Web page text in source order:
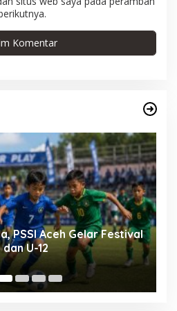
PSSI Aceh Gelar Festival
U-12